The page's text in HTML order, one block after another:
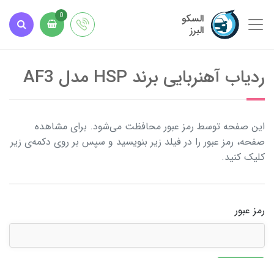
السکو
البرز
0
ردیاب آهنربایی برند HSP مدل AF3
این صفحه توسط رمز عبور محافظت می‌شود. برای مشاهده
صفحه، رمز عبور را در فیلد زیر بنویسید و سپس بر روی دکمه‌ی زیر
کلیک کنید.
رمز عبور